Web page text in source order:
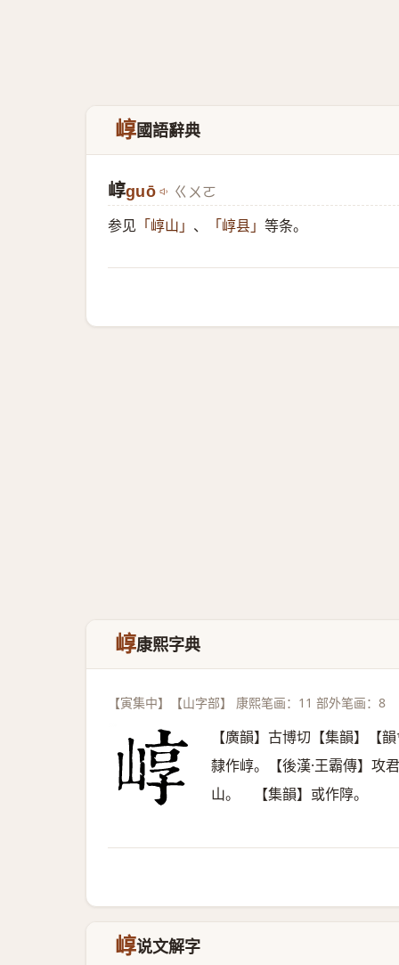
崞國語辭典
崞guō ㄍㄨㄛ
参见 「崞山」 、 「崞县」 等条。
崞康熙字典
【寅集中】【山字部】 康熙笔画：11 部外笔画：8
【廣韻】古博切【集韻】【
隸作崞。【後漢·王霸傳】攻
山。 【集韻】或作䧐。
崞说文解字